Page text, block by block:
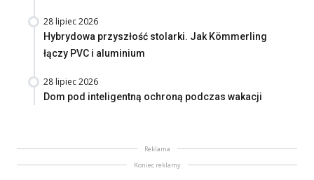
28 lipiec 2026
Hybrydowa przyszłość stolarki. Jak Kömmerling
łączy PVC i aluminium
28 lipiec 2026
Dom pod inteligentną ochroną podczas wakacji
Reklama
Koniec reklamy